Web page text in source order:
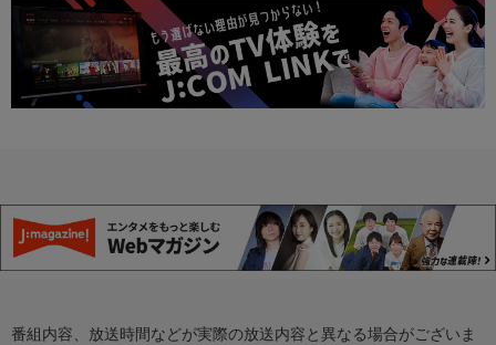
番組内容、放送時間などが実際の放送内容と異なる場合がございま